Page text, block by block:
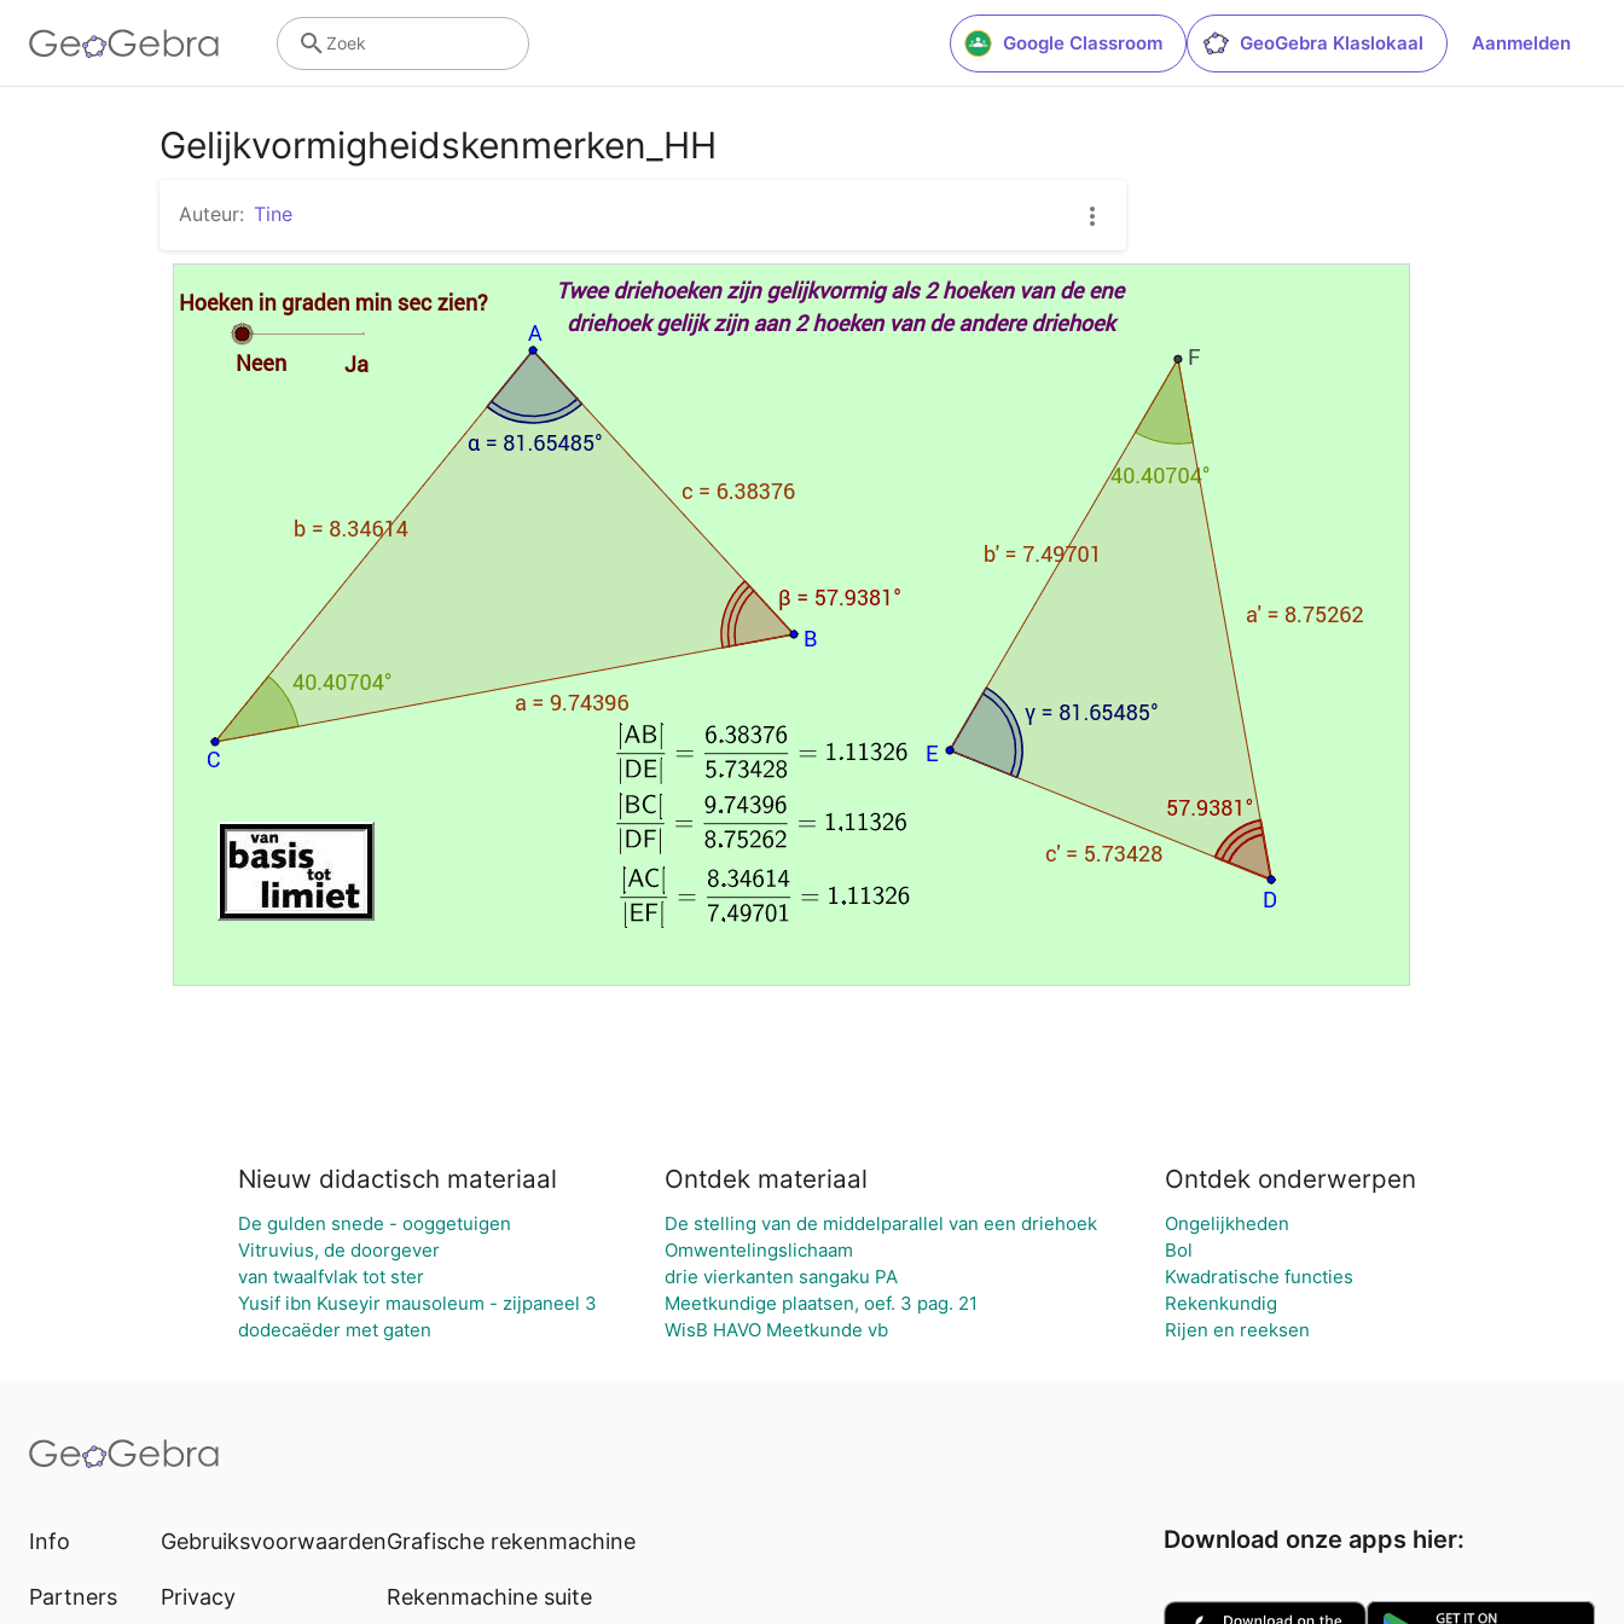
Google Classroom GeoGebra Klaslokaal Aanmelden
Zoek
Gelijkvormigheidskenmerken_HH
Auteur: Tine
Nieuw didactisch materiaal
De gulden snede - ooggetuigen
Vitruvius, de doorgever
van twaalfvlak tot ster
Yusif ibn Kuseyir mausoleum - zijpaneel 3
dodecaëder met gaten
Ontdek materiaal
De stelling van de middelparallel van een driehoek
Omwentelingslichaam
drie vierkanten sangaku PA
Meetkundige plaatsen, oef. 3 pag. 21
WisB HAVO Meetkunde vb
Ontdek onderwerpen
Ongelijkheden
Bol
Kwadratische functies
Rekenkundig
Rijen en reeksen
Info
Partners
Gebruiksvoorwaarden
Privacy
Grafische rekenmachine
Rekenmachine suite
Download onze apps hier: